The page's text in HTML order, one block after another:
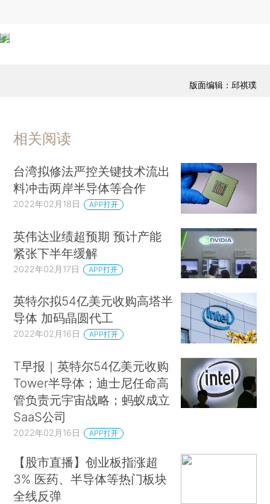
版面编辑：邱祺璞
相关阅读
台湾拟修法严控关键技术流出
料冲击两岸半导体等合作
2022年02月18日 APP打开
英伟达业绩超预期 预计产能
紧张下半年缓解
2022年02月17日 APP打开
英特尔拟54亿美元收购高塔半
导体 加码晶圆代工
2022年02月16日 APP打开
T早报｜英特尔54亿美元收购
Tower半导体；迪士尼任命高
管负责元宇宙战略；蚂蚁成立
SaaS公司
2022年02月16日 APP打开
【股市直播】创业板指涨超
3% 医药、半导体等热门板块
全线反弹